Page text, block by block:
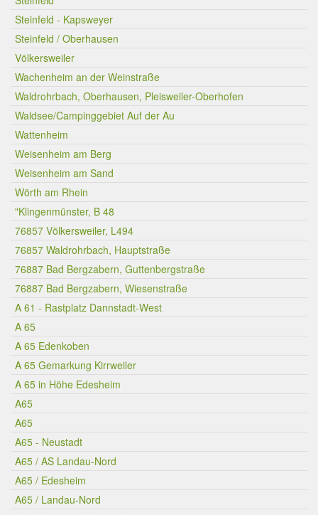
Steinfeld - Kapsweyer
Steinfeld / Oberhausen
Völkersweiler
Wachenheim an der Weinstraße
Waldrohrbach, Oberhausen, Pleisweiler-Oberhofen
Waldsee/Campinggebiet Auf der Au
Wattenheim
Weisenheim am Berg
Weisenheim am Sand
Wörth am Rhein
"Klingenmünster, B 48
76857 Völkersweiler, L494
76857 Waldrohrbach, Hauptstraße
76887 Bad Bergzabern, Guttenbergstraße
76887 Bad Bergzabern, Wiesenstraße
A 61 - Rastplatz Dannstadt-West
A 65
A 65 Edenkoben
A 65 Gemarkung Kirrweiler
A 65 in Höhe Edesheim
A65
A65
A65 - Neustadt
A65 / AS Landau-Nord
A65 / Edesheim
A65 / Landau-Nord